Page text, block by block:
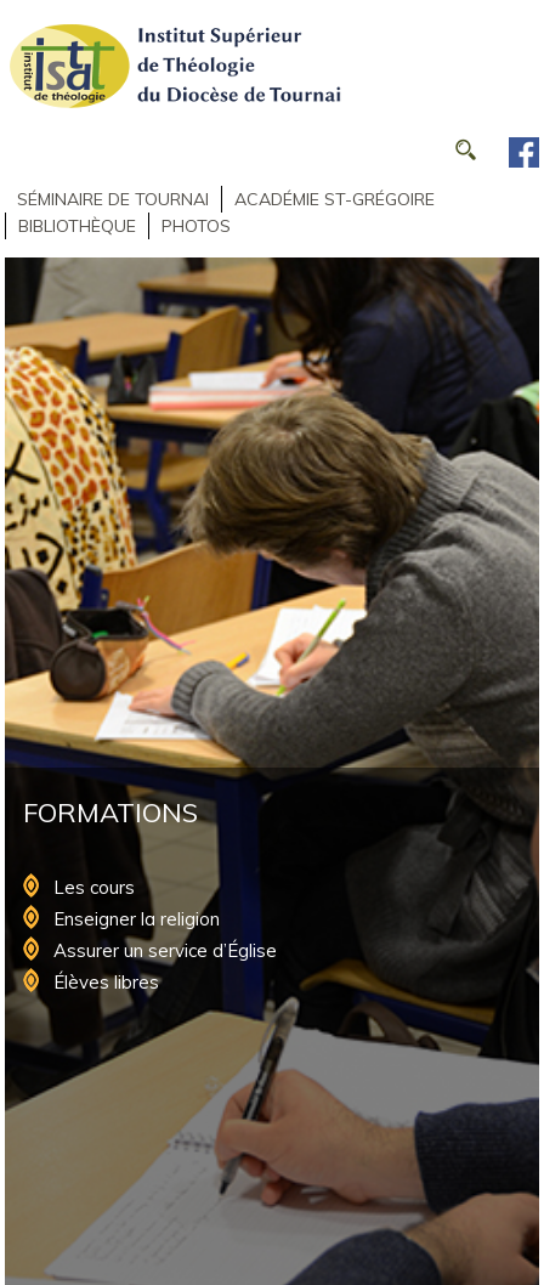
SÉMINAIRE DE TOURNAI
ACADÉMIE ST-GRÉGOIRE
BIBLIOTHÈQUE
PHOTOS
FORMATIONS
Les cours
Enseigner la religion
Assurer un service d’Église
Élèves libres